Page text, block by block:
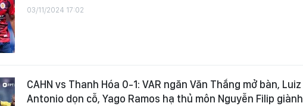
03/11/2024 17:02
CAHN vs Thanh Hóa 0-1: VAR ngăn Văn Thắng mở bàn, Luiz
Antonio dọn cỗ, Yago Ramos hạ thủ môn Nguyễn Filip giành